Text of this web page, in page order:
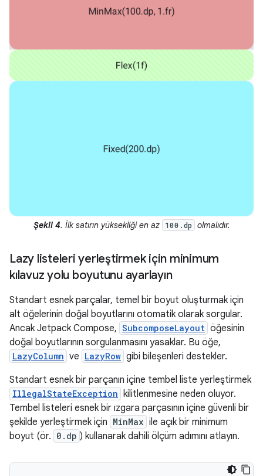
Şekil 4. İlk satırın yüksekliği en az 100.dp olmalıdır.
Lazy listeleri yerleştirmek için minimum
kılavuz yolu boyutunu ayarlayın
Standart esnek parçalar, temel bir boyut oluşturmak için
alt öğelerinin doğal boyutlarını otomatik olarak sorgular.
Ancak Jetpack Compose, SubcomposeLayout öğesinin
doğal boyutlarının sorgulanmasını yasaklar. Bu öğe,
LazyColumn ve LazyRow gibi bileşenleri destekler.
Standart esnek bir parçanın içine tembel liste yerleştirmek
IllegalStateException kilitlenmesine neden oluyor.
Tembel listeleri esnek bir ızgara parçasının içine güvenli bir
şekilde yerleştirmek için MinMax ile açık bir minimum
boyut (ör. 0.dp ) kullanarak dahili ölçüm adımını atlayın.